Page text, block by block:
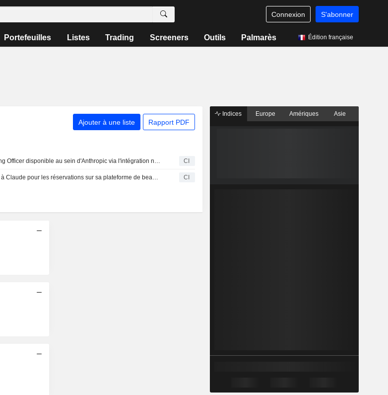
Connexion S'abonner
Portefeuilles Listes Trading Screeners Outils Palmarès Édition française
Ajouter à une liste Rapport PDF
Quantide Growth Partners rend son Digital Pricing Officer disponible au sein d'Anthropic via l'intégration native du Model Context Protocol CI
Fresha Limited s'intègre à ChatGPT d'OpenAI et à Claude pour les réservations sur sa plateforme de beauté et de bien-être CI
Indices Europe Amériques Asie